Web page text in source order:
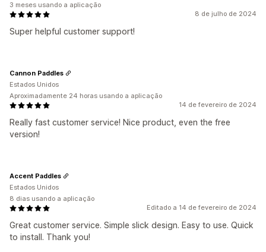
8 de julho de 2024
Super helpful customer support!
3 meses usando a aplicação
14 de fevereiro de 2024
Really fast customer service! Nice product, even the free
version!
Cannon Paddles
Estados Unidos
Aproximadamente 24 horas usando a aplicação
Editado a 14 de fevereiro de 2024
Great customer service. Simple slick design. Easy to use. Quick
to install. Thank you!
Accent Paddles
Estados Unidos
8 dias usando a aplicação